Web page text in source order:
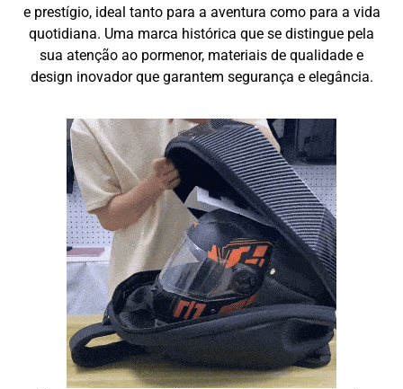
e prestígio, ideal tanto para a aventura como para a vida
quotidiana. Uma marca histórica que se distingue pela
sua atenção ao pormenor, materiais de qualidade e
design inovador que garantem segurança e elegância.